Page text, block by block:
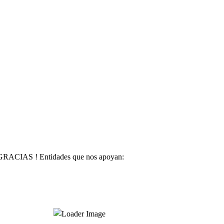
! Entidades que nos apoyan: